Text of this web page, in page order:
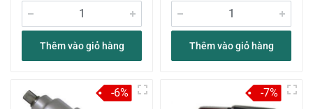
Thêm vào giỏ hàng Thêm vào giỏ hàng
-6% -7%